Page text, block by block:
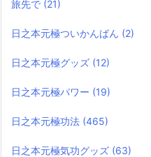
旅先で (21)
日之本元極ついかんばん (2)
日之本元極グッズ (12)
日之本元極パワー (19)
日之本元極功法 (465)
日之本元極気功グッズ (63)